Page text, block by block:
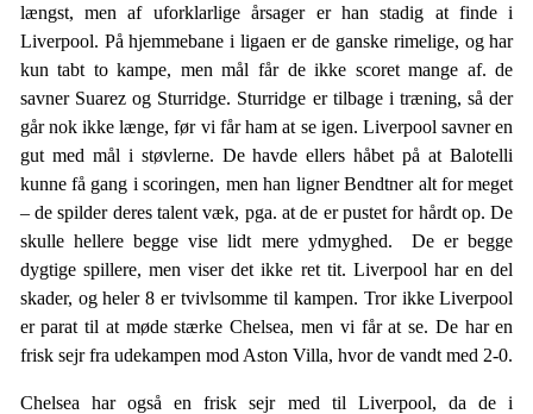
længst, men af uforklarlige årsager er han stadig at finde i
Liverpool. På hjemmebane i ligaen er de ganske rimelige, og har
kun tabt to kampe, men mål får de ikke scoret mange af. de
savner Suarez og Sturridge. Sturridge er tilbage i træning, så der
går nok ikke længe, før vi får ham at se igen. Liverpool savner en
gut med mål i støvlerne. De havde ellers håbet på at Balotelli
kunne få gang i scoringen, men han ligner Bendtner alt for meget
– de spilder deres talent væk, pga. at de er pustet for hårdt op. De
skulle hellere begge vise lidt mere ydmyghed. De er begge
dygtige spillere, men viser det ikke ret tit. Liverpool har en del
skader, og heler 8 er tvivlsomme til kampen. Tror ikke Liverpool
er parat til at møde stærke Chelsea, men vi får at se. De har en
frisk sejr fra udekampen mod Aston Villa, hvor de vandt med 2-0.
Chelsea har også en frisk sejr med til Liverpool, da de i